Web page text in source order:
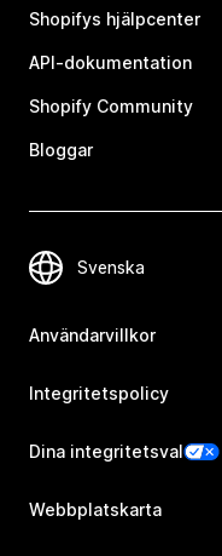
Shopifys hjälpcenter
API-dokumentation
Shopify Community
Bloggar
Användarvillkor
Integritetspolicy
Dina integritetsval
Webbplatskarta